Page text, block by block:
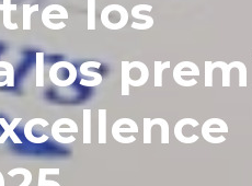
Coller